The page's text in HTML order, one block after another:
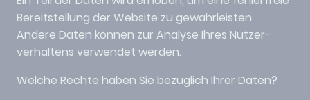
Bereitstellung der Website zu gewährleisten.
Andere Daten können zur Analyse Ihres Nutzer-
verhaltens verwendet werden.
Welche Rechte haben Sie bezüglich Ihrer Daten?